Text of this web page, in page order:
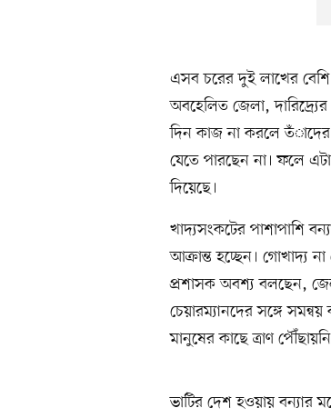
এসব চরের দুই লাখের বেশি
অবহেলিত জেলা,
দিন কাজ না করলে তঁাদের
যেতে পারছেন না। ফলে
দিয়েছে।
খাদ্যসংকটের পাশাপাশি
আক্রান্ত হচ্ছেন। গোখাদ্য
প্রশাসক অবশ্য বলছেন,
চেয়ারম্যানদের সঙ্গে সমন্বয়
মানুষের কাছে ত্রাণ
ভাটির দেশ হওয়ায় বন্যার